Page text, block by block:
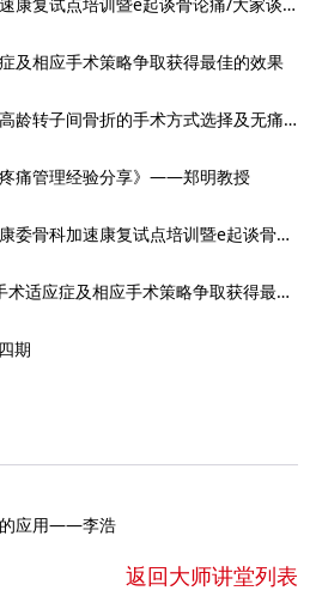
及相应手术策略争取获得最佳的效果
骨折的手术方式选择及无痛化管理》——林庆荣
痛管理经验分享》——郑明教授
培训暨e起谈骨论痛/大家谈第9期 ——创伤骨科加速康复无痛化管理
应症及相应手术策略争取获得最佳的效果
期
的应用——李浩
返回大师讲堂列表